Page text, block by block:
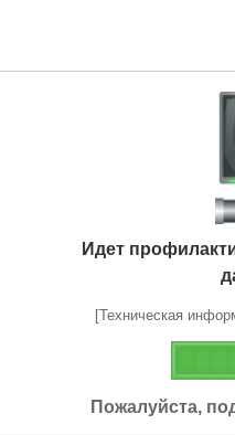
Идет
[Техническая
Пожалуйста,